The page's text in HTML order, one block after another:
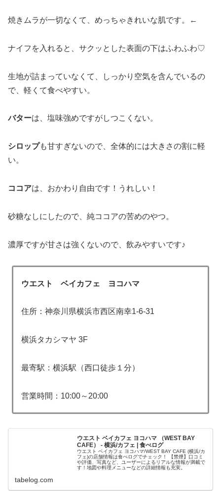
焼きムラが一切なくて、めっちゃきれいな肌です。←
ナイフを入れると、サクッとした表面の下はふわふわ♡
生地が詰まっていなくて、しっかり空気を含んでいるの
で、軽くて食べやすい。
バターは、塩味強めですがしつこくない。
シロップも甘すぎないので、全体的には大きさの割に軽
い。
ココアは、おかわり自由です！うれしい！
砂糖なしにしたので、純ココアの苦めのやつ。
濃厚ですが甘さは強くないので、飲みやすいです♪
ウエスト ベイカフェ ヨコハマ
住所：神奈川県横浜市西区南幸1-6-31
横浜タカシマヤ 3F
最寄駅：横浜駅（西口徒歩１分）
営業時間：10:00～20:00
ウエスト ベイカフェ ヨコハマ （WEST BAY
CAFE） - 横浜/カフェ | 食べログ
ウエスト ベイカフェ ヨコハマ/WEST BAY CAFE (横浜/カ
フェ)の店舗情報は食べログでチェック！ 【禁煙】口コミ
や評価、写真など、ユーザーによるリアルな情報が満載で
す！地図や料理メニューなどの詳細情報も充実。
tabelog.com